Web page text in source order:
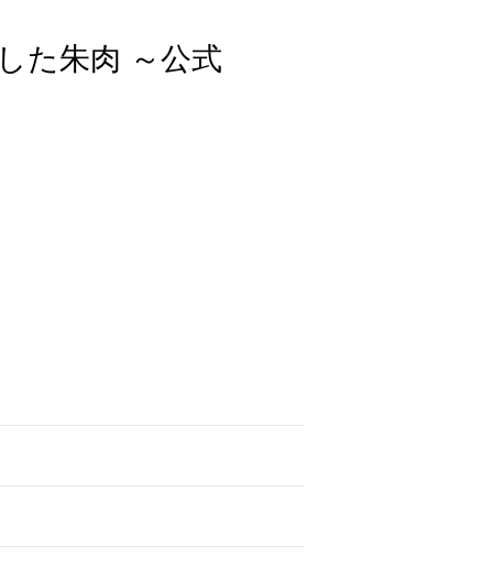
た朱肉 ～公式